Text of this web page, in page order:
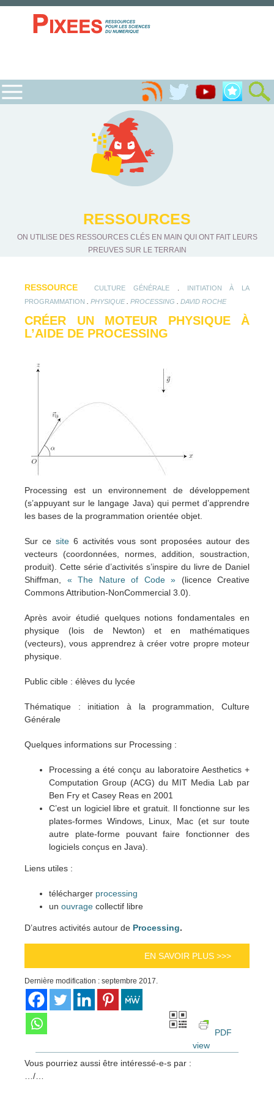
RESSOURCES
ON UTILISE DES RESSOURCES CLÉS EN MAIN QUI ONT FAIT LEURS
PREUVES SUR LE TERRAIN
RESSOURCE CULTURE GÉNÉRALE
INITIATION À LA
PROGRAMMATION
PHYSIQUE. PROCESSING DAVID ROCHE
CRÉER UN MOTEUR PHYSIQUE À
L’AIDE DE PROCESSING
Processing est un environnement de développement
(s’appuyant sur le langage Java) qui permet d’apprendre
les bases de la programmation orientée objet.
Sur ce site6 activités vous sont proposées autour des
vecteurs (coordonnées, normes, addition, soustraction,
produit). Cette série d’activités s’inspire du livre de Daniel
Shiffman, « The Nature of Code » (licence Creative
Commons Attribution-NonCommercial 3.0).
Après avoir étudié quelques notions fondamentales en
physique (lois de Newton) et en mathématiques
(vecteurs), vous apprendrez à créer votre propre moteur
physique.
Public cible : élèves du lycée
Thématique : initiation à la programmation, Culture
Générale
Quelques informations sur Processing :
Processing a été conçu au laboratoire Aesthetics +
Computation Group (ACG) du MIT Media Lab par
Ben Fry et Casey Reas en 2001
C’est un logiciel libre et gratuit. Il fonctionne sur les
plates-formes Windows, Linux, Mac (et sur toute
autre plate-forme pouvant faire fonctionner des
logiciels conçus en Java).
Liens utiles :
télécharger processing
un ouvrage collectif libre
D’autres activités autour de Processing.
EN SAVOIR PLUS >>>
Dernière modification : septembre 2017.
PDF
view
Vous pourriez aussi être intéressé-e-s par :
…/…